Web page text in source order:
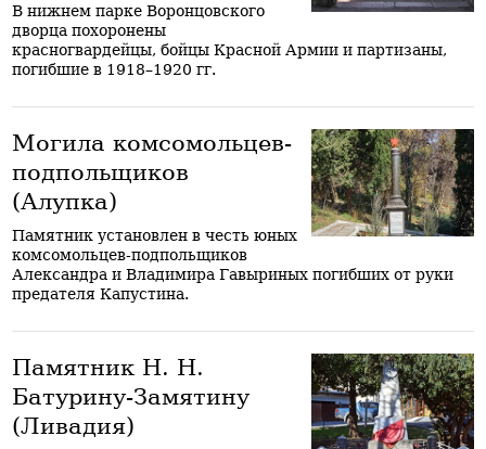
В нижнем парке Воронцовского
дворца похоронены
красногвардейцы, бойцы Красной Армии и партизаны,
погибшие в 1918–1920 гг.
Могила комсомольцев-
подпольщиков
(Алупка)
Памятник установлен в честь юных
комсомольцев-подпольщиков
Александра и Владимира Гавыриных погибших от руки
предателя Капустина.
Памятник Н. Н.
Батурину-Замятину
(Ливадия)